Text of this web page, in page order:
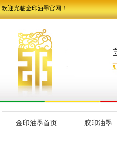
欢迎光临金印油墨官网！
金印油墨首页 胶印油墨